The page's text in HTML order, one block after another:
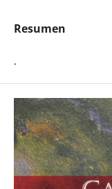
Resumen
.